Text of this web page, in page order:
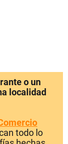
o un
localidad
todo lo